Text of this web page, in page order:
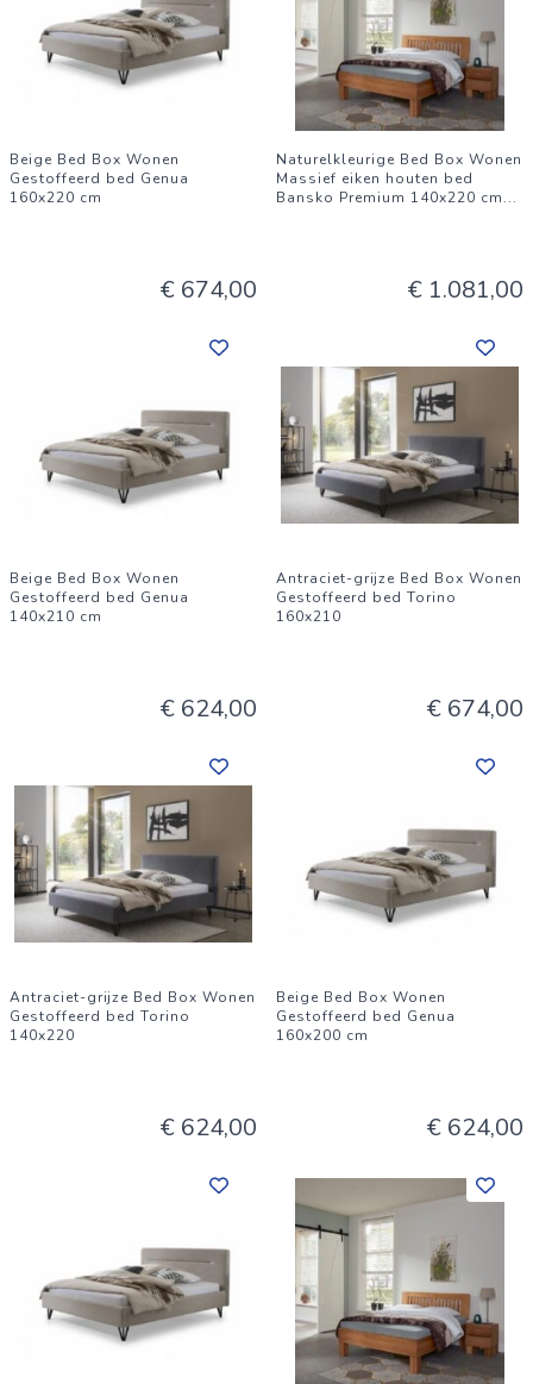
Beige Bed Box Wonen
Gestoffeerd bed Genua
160x220 cm
€ 674,00
Naturelkleurige Bed Box Wonen
Massief eiken houten bed
Bansko Premium 140x220 cm...
€ 1.081,00
Beige Bed Box Wonen
Gestoffeerd bed Genua
140x210 cm
€ 624,00
Antraciet-grijze Bed Box Wonen
Gestoffeerd bed Torino
160x210
€ 674,00
Antraciet-grijze Bed Box Wonen
Gestoffeerd bed Torino
140x220
€ 624,00
Beige Bed Box Wonen
Gestoffeerd bed Genua
160x200 cm
€ 624,00